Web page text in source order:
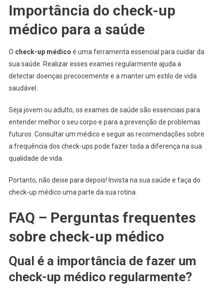
Importância do check-up
médico para a saúde
O check-up médico é uma ferramenta essencial para cuidar da
sua saúde. Realizar esses exames regularmente ajuda a
detectar doenças precocemente e a manter um estilo de vida
saudável.
Seja jovem ou adulto, os exames de saúde são essenciais para
entender melhor o seu corpo e para a prevenção de problemas
futuros. Consultar um médico e seguir as recomendações sobre
a frequência dos check-ups pode fazer toda a diferença na sua
qualidade de vida.
Portanto, não deixe para depois! Invista na sua saúde e faça do
check-up médico uma parte da sua rotina.
FAQ – Perguntas frequentes
sobre check-up médico
Qual é a importância de fazer um
check-up médico regularmente?